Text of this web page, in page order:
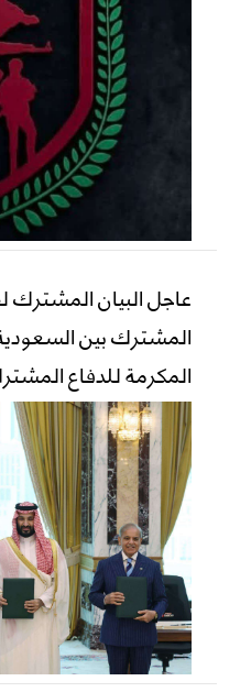
عاجل البيان المشترك
المشترك بين
المكرمة للدفاع